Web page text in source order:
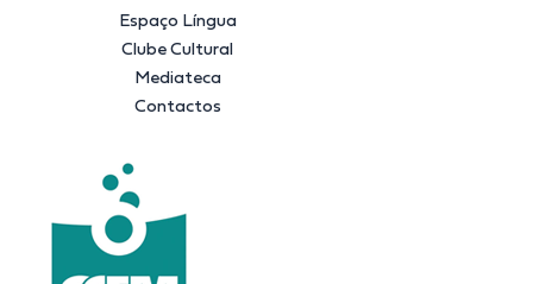
Espaço Língua
Clube Cultural
Mediateca
Contactos